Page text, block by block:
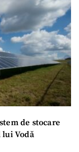
de stocare
lui Vodă